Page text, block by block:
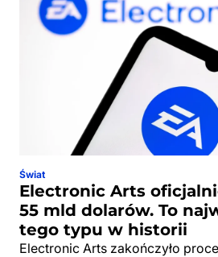
Świat
Electronic Arts
55 mld dolarów. To
tego typu w historii
Electronic Arts zakończyło